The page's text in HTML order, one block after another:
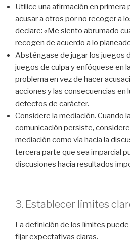
Utilice una afirmación en primera
acusar a otros por no recoger a
declare: «Me siento abrumado
recogen de acuerdo a lo
Absténgase de jugar los juegos
juegos de culpa y enfóquese en
problema en vez de hacer
acciones y las consecuencias en
defectos de carácter.
Considere la mediación. Cuando
comunicación persiste,
mediación como vía hacia la
tercera parte que sea imparcial
discusiones hacia resultados
3. Establecer límites
La definición de los límites
fijar expectativas claras.